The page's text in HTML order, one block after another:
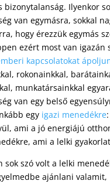
bizonytalanság. Ilyenkor
van egymásra, sokkal
hogy érezzük egymás
ezért most van igazán
kapcsolatokat
rokonainkkal,
munkatársainkkal
van egy belső
egy igazi menedékre
ami a jó energiájú
ami a lelki
sok szó volt a lelki
ajánlani valamit,